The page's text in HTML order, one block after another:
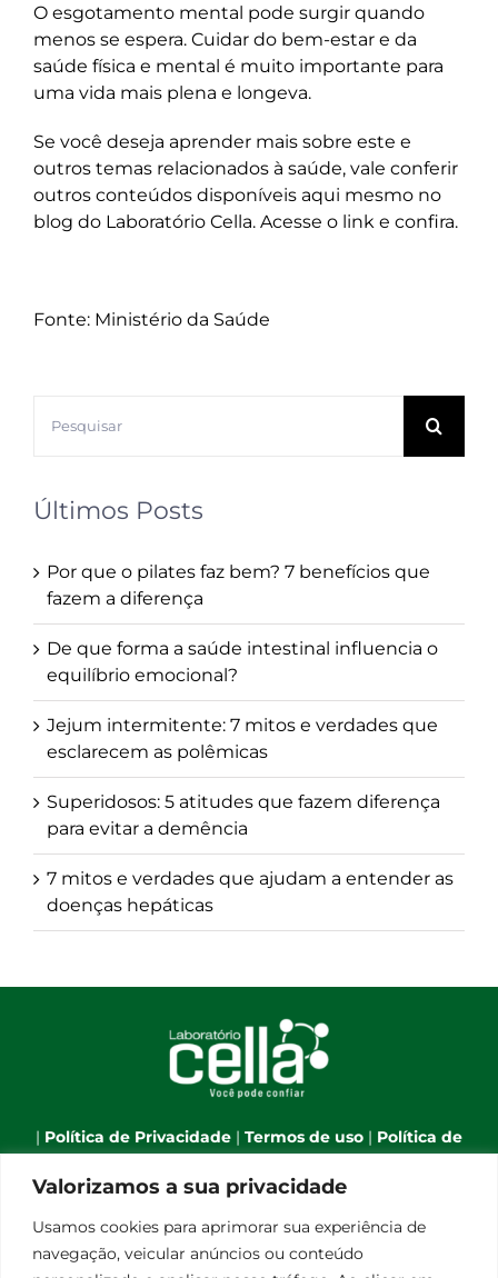
Valorizamos a sua privacidade
Usamos cookies para aprimorar sua experiência de
navegação, veicular anúncios ou conteúdo
O esgotamento mental pode surgir quando
menos se espera. Cuidar do bem-estar e da
saúde física e mental é muito importante para
uma vida mais plena e longeva.
Se você deseja aprender mais sobre este e
outros temas relacionados à saúde, vale conferir
outros conteúdos disponíveis aqui mesmo no
blog do Laboratório Cella. Acesse o link e confira.
Fonte: Ministério da Saúde
resultados
Últimos Posts
Por que o pilates faz bem? 7 benefícios que
fazem a diferença
De que forma a saúde intestinal influencia o
equilíbrio emocional?
Jejum intermitente: 7 mitos e verdades que
esclarecem as polêmicas
Superidosos: 5 atitudes que fazem diferença
para evitar a demência
7 mitos e verdades que ajudam a entender as
doenças hepáticas
| Política de Privacidade | Termos de uso | Política de
Cookies|Webmail|
mail:atendimento@laboratoriocella.com.br | Banco
de talentos:pessoal@laboratoriocella.com.br